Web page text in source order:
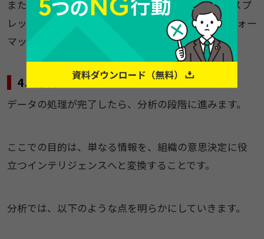
また、異なる形式で収集されたデータは、Excelやスプ
レッドシートなど、分析しやすいように統一的なフォー
マットに変換しましょう。
4．分析
データの処理が完了したら、分析の段階に進みます。
ここでの目的は、単なる情報を、組織の意思決定に役
立つインテリジェンスへと変換することです。
分析では、以下のような点を明らかにしていきます。